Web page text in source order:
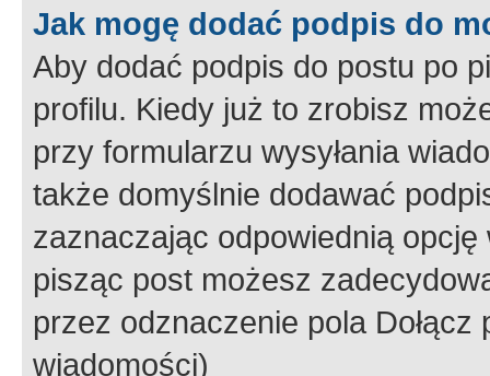
Jak mogę dodać podpis do
Aby dodać podpis do postu po
profilu. Kiedy już to zrobisz
przy formularzu wysyłania
także domyślnie dodawać
zaznaczając odpowiednią
pisząc post możesz
przez odznaczenie pola
wiadomości)